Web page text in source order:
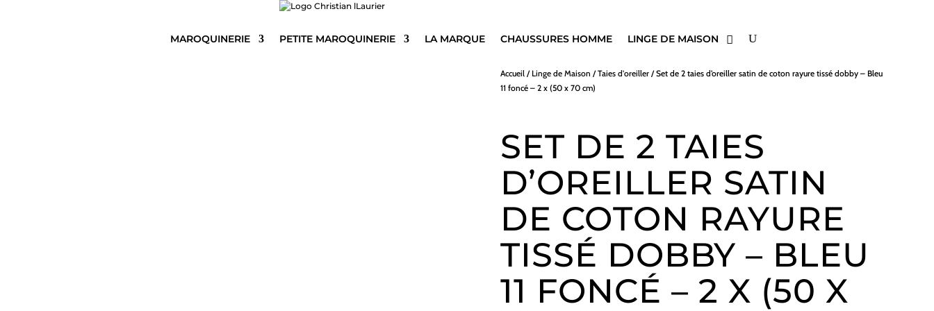
MAROQUINERIE PETITE MAROQUINERIE LA MARQUE CHAUSSURES HOMME LINGE DE MAISON
Accueil / Linge de Maison /Taies d'oreiller / Set de 2 taies d’oreiller satin de coton rayure tissé dobby – Bleu
11 foncé – 2 x (50 x 70 cm)
SET DE 2 TAIES
D’OREILLER SATIN
DE COTON RAYURE
TISSÉ DOBBY – BLEU
11 FONCÉ – 2 X (50 X